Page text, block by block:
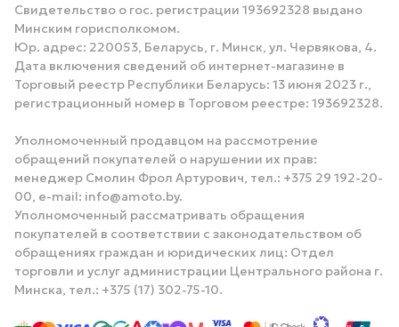
Свидетельство о гос. регистрации 193692328 выдано
Минским горисполкомом.
Юр. адрес: 220053, Беларусь, г. Минск, ул. Червякова, 4.
Дата включения сведений об интернет-магазине в
Торговый реестр Республики Беларусь: 13 июня 2023 г.,
регистрационный номер в Торговом реестре: 193692328.
Уполномоченный продавцом на рассмотрение
обращений покупателей о нарушении их прав:
менеджер Смолин Фрол Артурович, тел.: +375 29 192-20-
00, e-mail: info@amoto.by.
Уполномоченный рассматривать обращения
покупателей в соответствии с законодательством об
обращениях граждан и юридических лиц: Отдел
торговли и услуг администрации Центрального района г.
Минска, тел.: +375 (17) 302-75-10.